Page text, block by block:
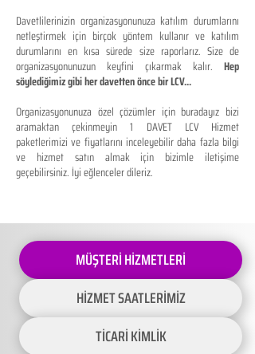
Davetlilerinizin organizasyonunuza katılım durumlarını
netleştirmek için birçok yöntem kullanır ve katılım
durumlarını en kısa sürede size raporlarız. Size de
organizasyonunuzun keyfini çıkarmak kalır. Hep
söylediğimiz gibi her davetten önce bir LCV...
Organizasyonunuza özel çözümler için buradayız bizi
aramaktan çekinmeyin 1 DAVET LCV Hizmet
paketlerimizi ve fiyatlarını inceleyebilir daha fazla bilgi
ve hizmet satın almak için bizimle iletişime
geçebilirsiniz. İyi eğlenceler dileriz.
MÜŞTERİ HİZMETLERİ
HİZMET SAATLERİMİZ
TİCARİ KİMLİK